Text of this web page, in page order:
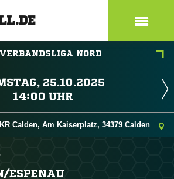
NORD

 
Calden, Am Kaiserplatz, 34379 Calden
​ESPENAU